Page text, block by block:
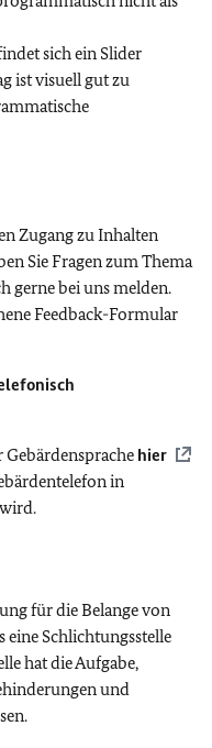
sich ein Slider
ist visuell gut zu
Zugang zu Inhalten
Sie Fragen zum Thema
gerne bei uns melden.
Feedback-Formular
Gebärdensprache hier
in
für die Belange von
eine Schlichtungsstelle
hat die Aufgabe,
und